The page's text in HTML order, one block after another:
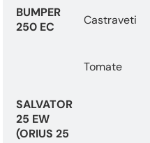
BUMPER
250 EC
Castraveti
SALVATOR
25 EW
(ORIUS 25
Tomate